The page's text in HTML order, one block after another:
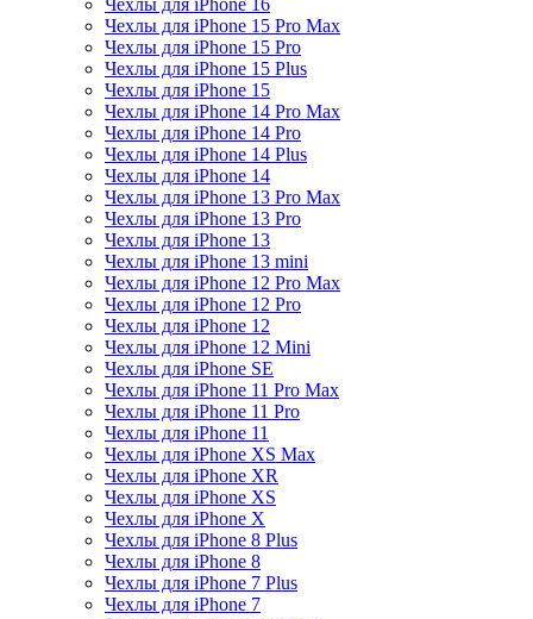
Чехлы для iPhone 16
Чехлы для iPhone 15 Pro Max
Чехлы для iPhone 15 Pro
Чехлы для iPhone 15 Plus
Чехлы для iPhone 15
Чехлы для iPhone 14 Pro Max
Чехлы для iPhone 14 Pro
Чехлы для iPhone 14 Plus
Чехлы для iPhone 14
Чехлы для iPhone 13 Pro Max
Чехлы для iPhone 13 Pro
Чехлы для iPhone 13
Чехлы для iPhone 13 mini
Чехлы для iPhone 12 Pro Max
Чехлы для iPhone 12 Pro
Чехлы для iPhone 12
Чехлы для iPhone 12 Mini
Чехлы для iPhone SE
Чехлы для iPhone 11 Pro Max
Чехлы для iPhone 11 Pro
Чехлы для iPhone 11
Чехлы для iPhone XS Max
Чехлы для iPhone XR
Чехлы для iPhone XS
Чехлы для iPhone X
Чехлы для iPhone 8 Plus
Чехлы для iPhone 8
Чехлы для iPhone 7 Plus
Чехлы для iPhone 7